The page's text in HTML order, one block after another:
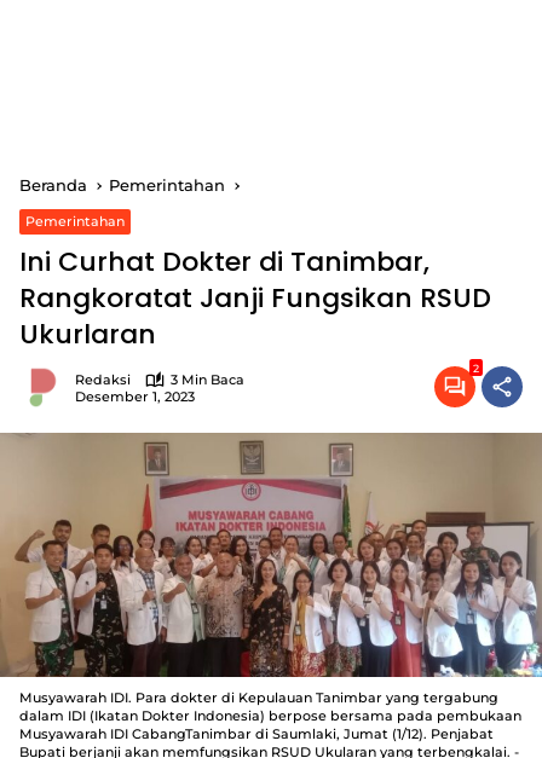
Beranda Pemerintahan
Pemerintahan
Ini Curhat Dokter di Tanimbar,
Rangkoratat Janji Fungsikan RSUD
Ukurlaran
Redaksi
3 Min Baca
Desember 1, 2023
2
Musyawarah IDI. Para dokter di Kepulauan Tanimbar yang tergabung
dalam IDI (Ikatan Dokter Indonesia) berpose bersama pada pembukaan
Musyawarah IDI CabangTanimbar di Saumlaki, Jumat (1/12). Penjabat
Bupati berjanji akan memfungsikan RSUD Ukularan yang terbengkalai. -